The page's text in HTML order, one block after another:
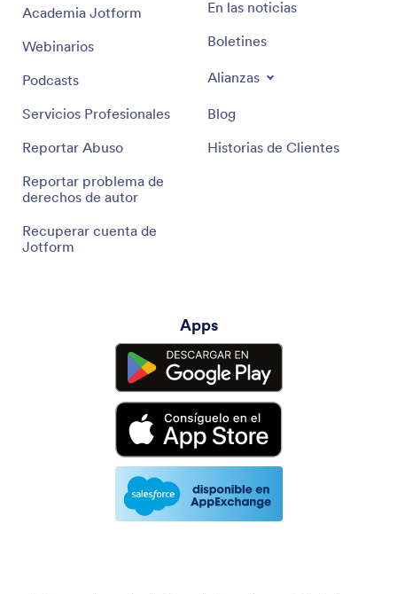
Academia Jotform
Webinarios
Podcasts
Servicios Profesionales
Reportar Abuso
Reportar problema de
derechos de autor
Recuperar cuenta de
Jotform
En las noticias
Boletines
Alianzas
Blog
Historias de Clientes
Apps